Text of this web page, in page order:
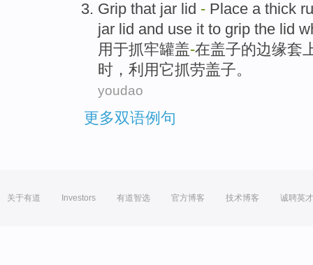
Grip that jar lid - Place a thick
jar lid and use it to grip the lid
用于抓牢罐盖-在盖子的边缘套
时， 利用它抓劳盖子。
youdao
更多双语例句
关于有道 Investors 有道智选 官方博客 技术博客 诚聘英才